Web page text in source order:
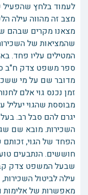
לעמוד בלחץ שהפעיל
מצב זה מהווה עילה
מצאנו מקרים שבהם
שהמציאות של
המטילים עליו פחד.
ספר משפט צדק ח"ב
מדובר שם על מי
זמן נכנס גוי אלם
מבוססת שהגוי יעליל
יגרם להם סבל רב.
השכירות. מובא שם
הפחד של הגוי,
חוששים. הנתבעים
שבעל המשפט צדק
עילה לביטול
מאפשרות של אלימות